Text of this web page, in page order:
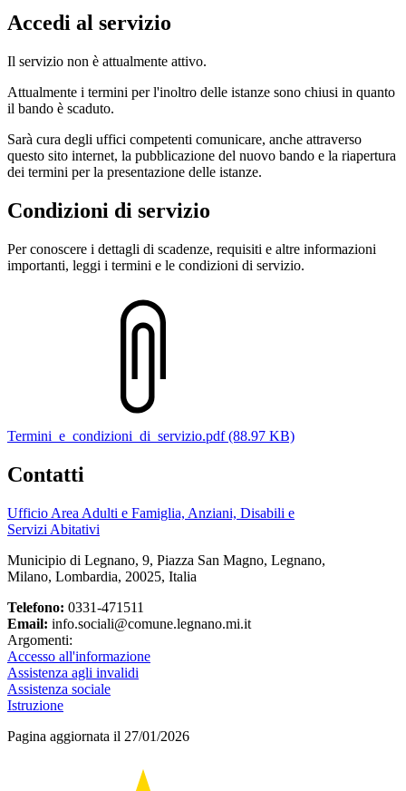
Accedi al servizio
Il servizio non è attualmente attivo.
Attualmente i termini per l'inoltro delle istanze sono chiusi in quanto
il bando è scaduto.
Sarà cura degli uffici competenti comunicare, anche attraverso
questo sito internet, la pubblicazione del nuovo bando e la riapertura
dei termini per la presentazione delle istanze.
Condizioni di servizio
Per conoscere i dettagli di scadenze, requisiti e altre informazioni
importanti, leggi i termini e le condizioni di servizio.
Termini_e_condizioni_di_servizio.pdf (88.97 KB)
Contatti
Ufficio Area Adulti e Famiglia, Anziani, Disabili e
Servizi Abitativi
Municipio di Legnano, 9, Piazza San Magno, Legnano,
Milano, Lombardia, 20025, Italia
Telefono: 0331-471511
Email: info.sociali@comune.legnano.mi.it
Argomenti:
Accesso all'informazione
Assistenza agli invalidi
Assistenza sociale
Istruzione
Pagina aggiornata il 27/01/2026